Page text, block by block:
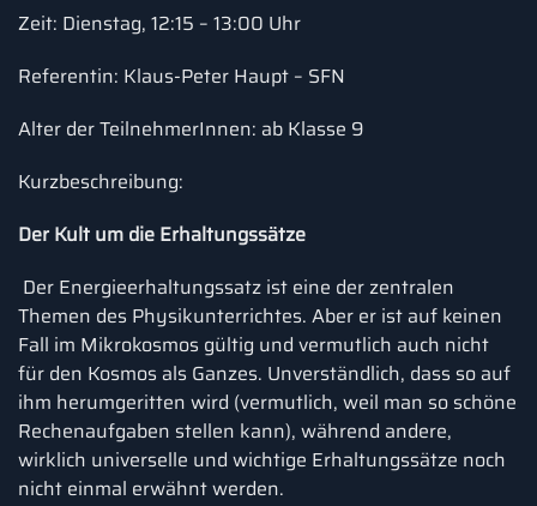
Zeit: Dienstag, 12:15 – 13:00 Uhr
Referentin: Klaus-Peter Haupt – SFN
Alter der TeilnehmerInnen: ab Klasse 9
Kurzbeschreibung:
Der Kult um die Erhaltungssätze
Der Energieerhaltungssatz ist eine der zentralen
Themen des Physikunterrichtes. Aber er ist auf keinen
Fall im Mikrokosmos gültig und vermutlich auch nicht
für den Kosmos als Ganzes. Unverständlich, dass so auf
ihm herumgeritten wird (vermutlich, weil man so schöne
Rechenaufgaben stellen kann), während andere,
wirklich universelle und wichtige Erhaltungssätze noch
nicht einmal erwähnt werden.